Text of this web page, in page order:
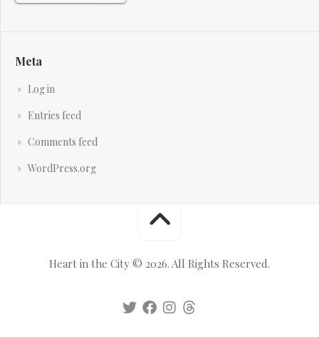
Meta
Log in
Entries feed
Comments feed
WordPress.org
Heart in the City © 2026. All Rights Reserved.